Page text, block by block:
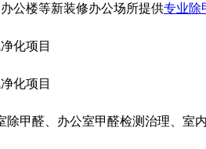
公楼等新装修办公场所提供专业除